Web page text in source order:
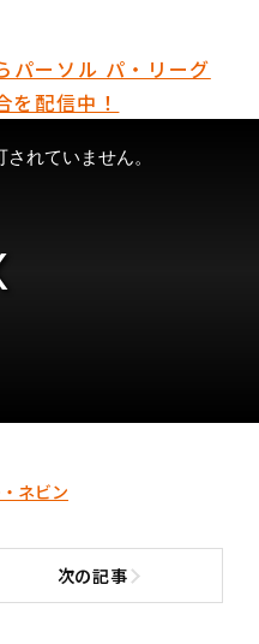
パーソル パ・リーグ
配信中！
ネビン
次の記事次の記事へ